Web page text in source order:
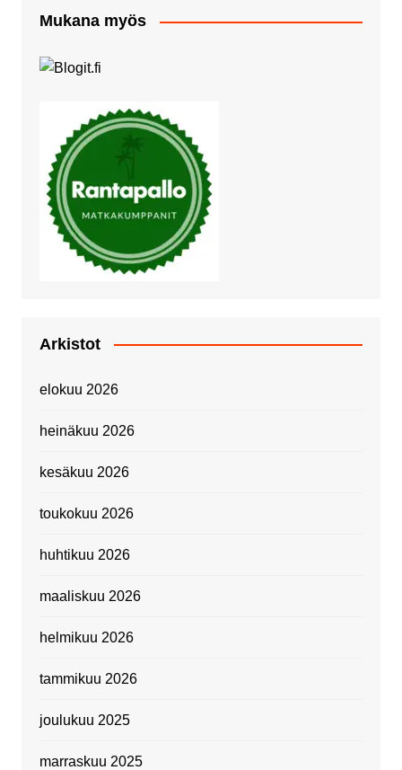
Mukana myös
Arkistot
elokuu 2026
heinäkuu 2026
kesäkuu 2026
toukokuu 2026
huhtikuu 2026
maaliskuu 2026
helmikuu 2026
tammikuu 2026
joulukuu 2025
marraskuu 2025